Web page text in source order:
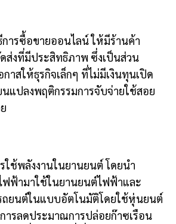
การซื้อขายออนไลน์ ให้มีร้านค้า
ส่งที่มีประสิทธิภาพ ซึ่งเป็นส่วน
าสให้ธุรกิจเล็กๆ ที่ไม่มีเงินทุนเปิด
แปลงพฤติกรรมการจับจ่ายใช้สอย
ใช้พลังงานในยานยนต์ โดยนำ
ฟฟ้ามาใช้ในยานยนต์ไฟฟ้าและ
ถยนต์ในแบบอัตโนมัติโดยใช้หุ่นยนต์
ารลดประมาณการปล่อยก๊าซเรือน